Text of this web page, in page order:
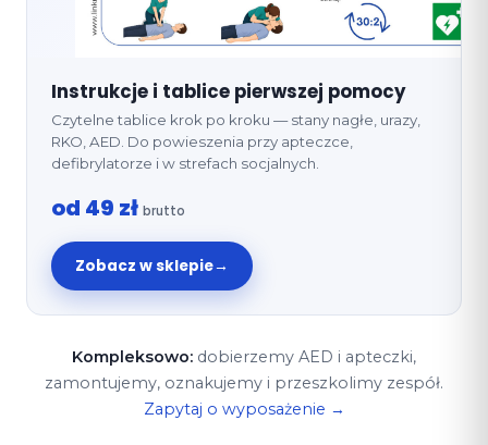
Instrukcje i tablice pierwszej pomocy
Czytelne tablice krok po kroku — stany nagłe, urazy,
RKO, AED. Do powieszenia przy apteczce,
defibrylatorze i w strefach socjalnych.
od 49 zł brutto
Zobacz w sklepie→
Kompleksowo: dobierzemy AED i apteczki,
zamontujemy, oznakujemy i przeszkolimy zespół.
Zapytaj o wyposażenie →